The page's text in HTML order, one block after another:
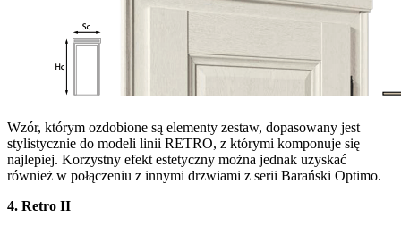
Wzór, którym ozdobione są elementy zestaw, dopasowany jest
stylistycznie do modeli linii RETRO, z którymi komponuje się
najlepiej. Korzystny efekt estetyczny można jednak uzyskać
również w połączeniu z innymi drzwiami z serii Barański Optimo.
4. Retro II